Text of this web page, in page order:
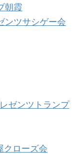
朝霞
ンツサシゲー会
ゼンツトランプ
クローズ会